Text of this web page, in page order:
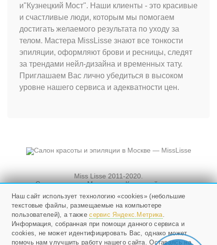
и"Кузнецкий Мост". Наши клиенты - это красивые
и счастливые люди, которым мы помогаем
достигать желаемого результата по уходу за
телом. Мастера MissLisse знают все тонкости
эпиляции, оформляют брови и ресницы, следят
за трендами нейл-дизайна и временных тату.
Приглашаем Вас лично убедиться в высоком
уровне нашего сервиса и адекватности цен.
Miss Lisse 2011-2020.
Салон красоты. Москва, ул. Кузнецкий мост, и
Новослободская, д. 3, стр. 3
Мы работаем ежедневно
с 10 до 21, в воскресенье - с 10 до 20.
+79268524985;
Наш сайт использует технологию «cookies» (небольшие
текстовые файлы, размещаемые на компьютере
пользователей), а такжесервис Яндекс.Метрика.
Информация, собранная при помощи данного сервиса и
cookies, не может идентифицировать Вас, однако может
помочь нам улучшить работу нашего сайта. Оставаясь на